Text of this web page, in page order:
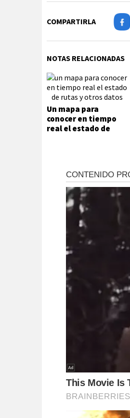
COMPARTIRLA
NOTAS RELACIONADAS
Un mapa para
conocer en tiempo
real el estado de